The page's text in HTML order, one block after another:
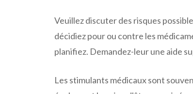
Veuillez discuter des risques
décidiez pour ou contre les
planifiez. Demandez-leur une aide
Les stimulants médicaux sont